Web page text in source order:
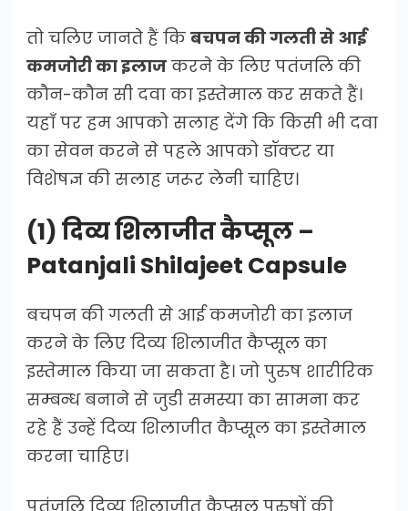
तो चलिए जानते हैं कि बचपन की गलती से आई
कमजोरी का इलाज करने के लिए पतंजलि की
कौन-कौन सी दवा का इस्तेमाल कर सकते हैं।
यहाँ पर हम आपको सलाह देंगे कि किसी भी दवा
का सेवन करने से पहले आपको डॉक्टर या
विशेषज्ञ की सलाह जरूर लेनी चाहिए।
(1) दिव्य शिलाजीत कैप्सूल –
Patanjali Shilajeet Capsule
बचपन की गलती से आई कमजोरी का इलाज
करने के लिए दिव्य शिलाजीत कैप्सूल का
इस्तेमाल किया जा सकता है। जो पुरुष शारीरिक
सम्बन्ध बनाने से जुडी समस्या का सामना कर
रहे हैं उन्हें दिव्य शिलाजीत कैप्सूल का इस्तेमाल
करना चाहिए।
पतंजलि दिव्य शिलाजीत कैप्सूल पुरुषों की